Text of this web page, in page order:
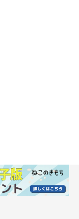
るまわしながら、
です。5秒を目安に